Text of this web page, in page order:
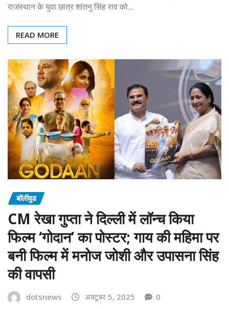
राजस्थान के युवा छात्र शांतनु सिंह राव को…
READ MORE
बॉलीवुड
CM रेखा गुप्ता ने दिल्ली में लॉन्च किया
फिल्म ‘गोदान’ का पोस्टर; गाय की महिमा पर
बनी फिल्म में मनोज जोशी और उपासना सिंह
की वापसी
dotsnews अक्टूबर 5, 2025 0